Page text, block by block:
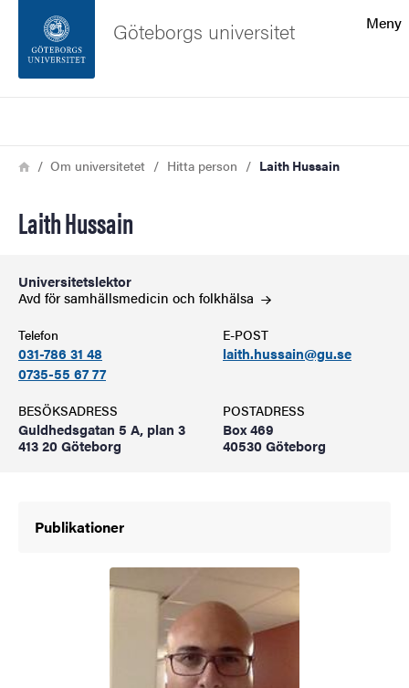
Sidfoten
Meny
Göteborgs universitet
Länkstig
HemOm universitetet Hitta person Laith Hussain
Laith Hussain
Universitetslektor
Avd för samhällsmedicin och folkhälsa
Telefon
031-786 31 48
0735-55 67 77
E-POST
laith.hussain@gu.se
BESÖKSADRESS
Guldhedsgatan 5 A, plan 3
413 20 Göteborg
POSTADRESS
Box 469
40530 Göteborg
Publikationer